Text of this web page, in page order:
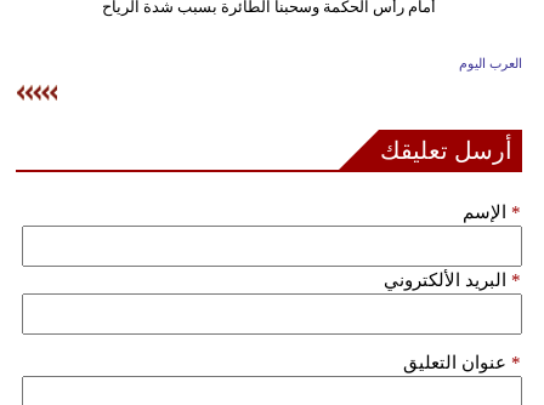
مرأة
العرب اليوم
أرسل تعليقك
الإسم *
البريد الألكتروني *
عنوان التعليق *